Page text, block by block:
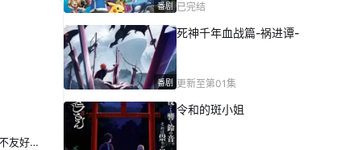
乙女游戏世界对路人角色很不友好第二季
番剧 已完结
番剧
死神千年血战篇-祸进谭-
更新至第01集
令和的斑小姐